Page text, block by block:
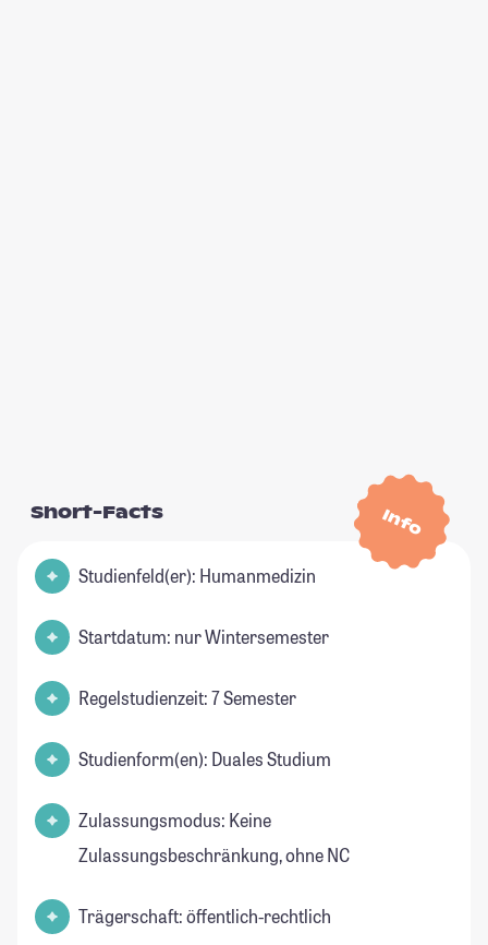
Info
Short-Facts
Studienfeld(er): Humanmedizin
Startdatum: nur Wintersemester
Regelstudienzeit: 7 Semester
Studienform(en): Duales Studium
Zulassungsmodus: Keine
Zulassungsbeschränkung, ohne NC
Trägerschaft: öffentlich-rechtlich